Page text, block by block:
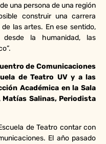
una persona de una región
construir una carrera
las artes. En ese sentido,
la humanidad, las
de Comunicaciones
de Teatro UV y a las
Académica en la Sala
Matías Salinas, Periodista
de Teatro contar con
El año pasado